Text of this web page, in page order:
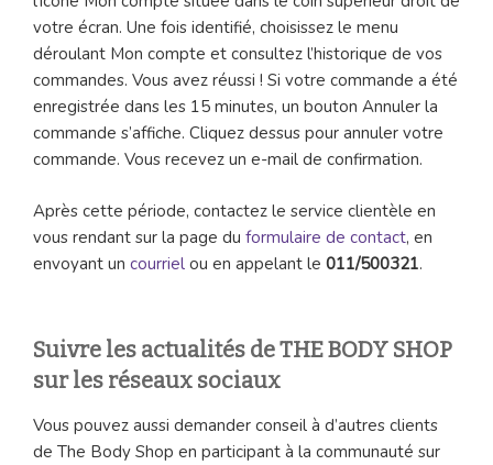
votre écran. Une fois identifié, choisissez le menu
déroulant Mon compte et consultez l’historique de vos
commandes. Vous avez réussi ! Si votre commande a été
enregistrée dans les 15 minutes, un bouton Annuler la
commande s’affiche. Cliquez dessus pour annuler votre
commande. Vous recevez un e-mail de confirmation.
Après cette période, contactez le service clientèle en
vous rendant sur la page du formulaire de contact, en
envoyant un courriel ou en appelant le 011/500321.
Suivre les actualités de THE BODY SHOP
sur les réseaux sociaux
Vous pouvez aussi demander conseil à d’autres clients
de The Body Shop en participant à la communauté sur